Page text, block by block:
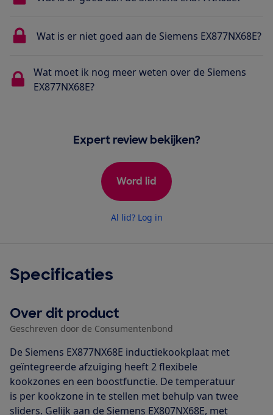
Wat is er niet goed aan de Siemens EX877NX68E?
Wat moet ik nog meer weten over de Siemens
EX877NX68E?
Expert review bekijken?
Word lid
Al lid? Log in
Specificaties
Over dit product
Geschreven door de Consumentenbond
De Siemens EX877NX68E inductiekookplaat met
geïntegreerde afzuiging heeft 2 flexibele
kookzones en een boostfunctie. De temperatuur
is per kookzone in te stellen met behulp van twee
sliders. Gelijk aan de Siemens EX807NX68E, met